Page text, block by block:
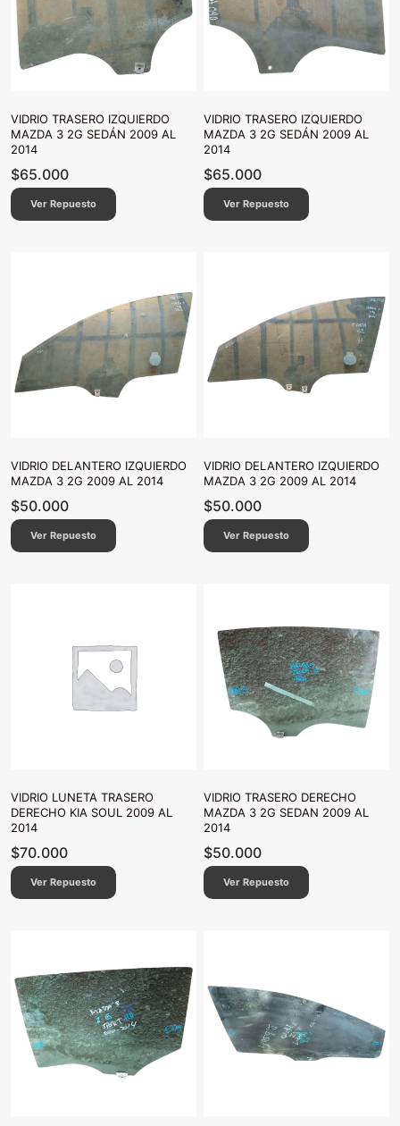
VIDRIO TRASERO IZQUIERDO
MAZDA 3 2G SEDÁN 2009 AL
2014
$65.000
Ver Repuesto
VIDRIO TRASERO IZQUIERDO
MAZDA 3 2G SEDÁN 2009 AL
2014
$65.000
Ver Repuesto
VIDRIO DELANTERO IZQUIERDO
MAZDA 3 2G 2009 AL 2014
$50.000
Ver Repuesto
VIDRIO DELANTERO IZQUIERDO
MAZDA 3 2G 2009 AL 2014
$50.000
Ver Repuesto
VIDRIO LUNETA TRASERO
DERECHO KIA SOUL 2009 AL
2014
$70.000
Ver Repuesto
VIDRIO TRASERO DERECHO
MAZDA 3 2G SEDAN 2009 AL
2014
$50.000
Ver Repuesto